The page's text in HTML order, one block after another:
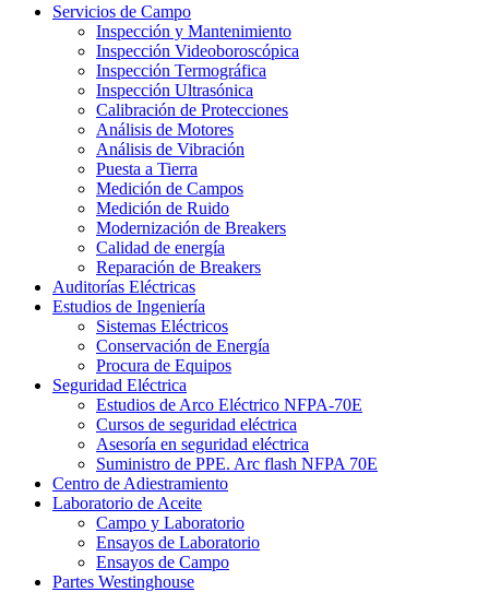
Servicios de Campo
Inspección y Mantenimiento
Inspección Videoboroscópica
Inspección Termográfica
Inspección Ultrasónica
Calibración de Protecciones
Análisis de Motores
Análisis de Vibración
Puesta a Tierra
Medición de Campos
Medición de Ruido
Modernización de Breakers
Calidad de energía
Reparación de Breakers
Auditorías Eléctricas
Estudios de Ingeniería
Sistemas Eléctricos
Conservación de Energía
Procura de Equipos
Seguridad Eléctrica
Estudios de Arco Eléctrico NFPA-70E
Cursos de seguridad eléctrica
Asesoría en seguridad eléctrica
Suministro de PPE. Arc flash NFPA 70E
Centro de Adiestramiento
Laboratorio de Aceite
Campo y Laboratorio
Ensayos de Laboratorio
Ensayos de Campo
Partes Westinghouse